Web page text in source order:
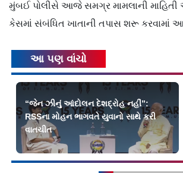
મુંબઈ પોલીસે આજે સમગ્ર મામલાની
કેસમાં સંબંધિત ખાતાની તપાસ શરૂ કરવામાં
આ પણ વાંચો
“જેન ઝીનું આંદોલન દેશદ્રોહ નહીં”:
RSSના મોહન ભાગવતે યુવાનો સાથે કરી
વાતચીત